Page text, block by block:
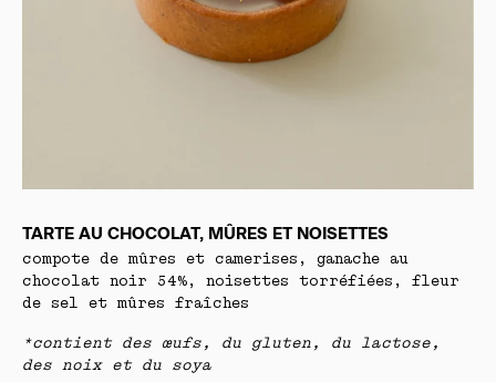
TARTE AU CHOCOLAT, MÛRES ET NOISETTES
compote de mûres et camerises, ganache au
chocolat noir 54%, noisettes torréfiées, fleur
de sel et mûres fraîches
*contient des œufs, du gluten, du lactose,
des noix et du soya